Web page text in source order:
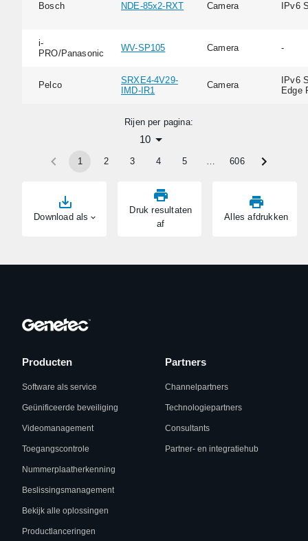
Download als
Druk resultaten
af
Alles afdrukken
Bosch NDE-85x2-RXT Camera IPv6
i-
PRO/Panasonic
WV-SP105 Camera -
Pelco
SRXE4-4V29-
IMD-IR1
Camera
IPv6
Edge
Rijen per pagina:
10
1 2 3 4 5 … 606
Producten
Software als service
Geünificeerde beveiliging
Videomanagement
Toegangscontrole
Nummerplaatherkenning
Beslissingsmanagement
Bekijk alle oplossingen
Productlanceringen
Partners
Channelpartners
Technologiepartners
Consultants
Partner- en integratiehub